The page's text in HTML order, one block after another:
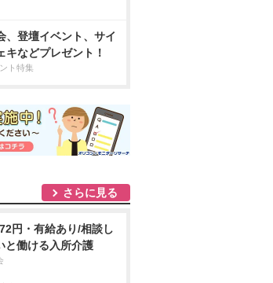
、登壇イベント、サイ
キなどプレゼント！
ト特集
さらに見る
円・有給あり/相談し
働ける入所介護